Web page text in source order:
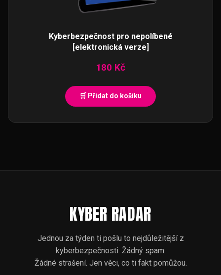
Kyberbezpečnost pro nepolíbené
[elektronická verze]
180 Kč
Přidat do košíku
KYBER RADAR
Jednou za týden ti pošlu to nejdůležitější z
kyberbezpečnosti. Žádný spam.
Žádné strašení. Jen věci, co ti fakt pomůžou.